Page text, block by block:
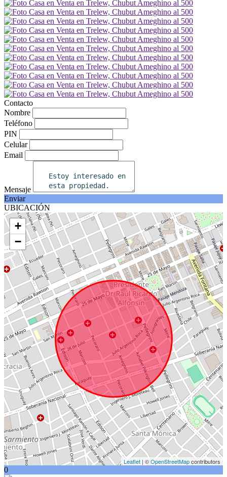
Contacto
Nombre
Teléfono
PIN
Celular
Email
Mensaje
Enviar
UBICACIÓN
+
−
Leaflet | ©OpenStreetMapcontributors
0